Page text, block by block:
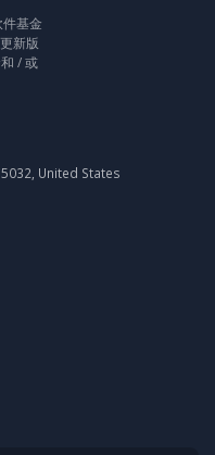
基金
新版
/ 或
United States